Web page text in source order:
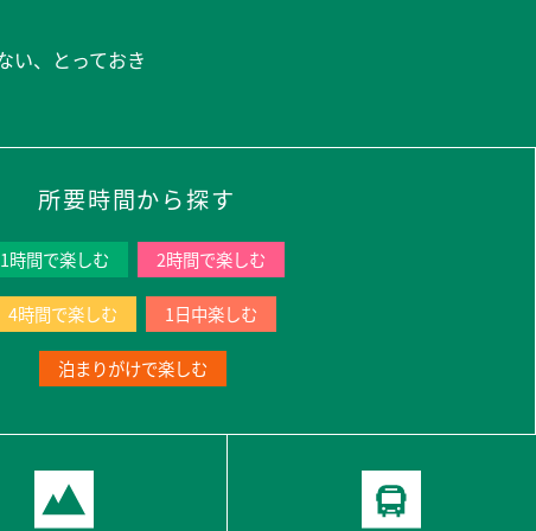
所要時間から探す
1時間で楽しむ 2時間で楽しむ
4時間で楽しむ 1日中楽しむ
泊まりがけで楽しむ